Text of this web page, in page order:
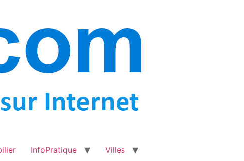
InfoPratique
Villes